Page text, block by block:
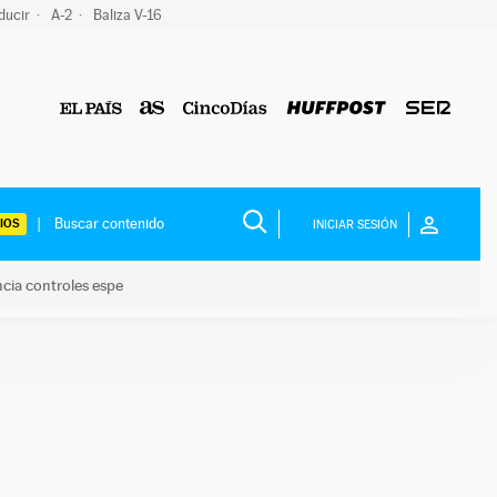
A-2 Baliza V-16
INICIAR SESIÓN
controles espe